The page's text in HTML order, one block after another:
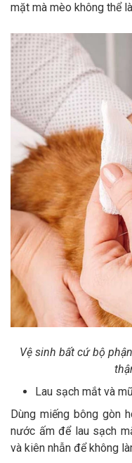
mặt mà mèo không thể
Vệ sinh bất cứ bộ
Lau sạch mắt và
Dùng miếng bông gòn
nước ấm để lau sạch
và kiên nhẫn để không